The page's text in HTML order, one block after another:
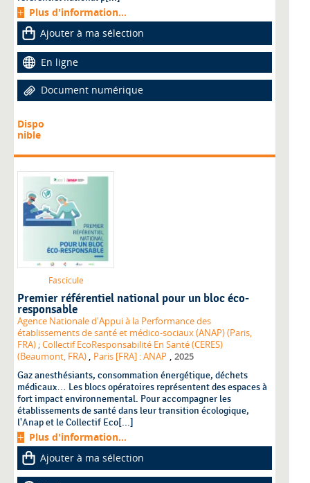
Plus d'information...
Ajouter à ma sélection
En ligne
Document numérique
Dispo
nible
Fascicule
Premier référentiel national pour un bloc éco-
responsable
Agence Nationale d'Appui à la Performance des
établissements de santé et médico-sociaux (ANAP) (Paris,
FRA) ;Collectif EcoResponsabilité En Santé (CERES)
(Beaumont, FRA)
Paris [FRA] : ANAP
2025
Gaz anesthésiants, consommation énergétique, déchets
médicaux… Les blocs opératoires représentent des espaces à
fort impact environnemental. Pour accompagner les
établissements de santé dans leur transition écologique,
l'Anap et le Collectif Eco[...]
Plus d'information...
Ajouter à ma sélection